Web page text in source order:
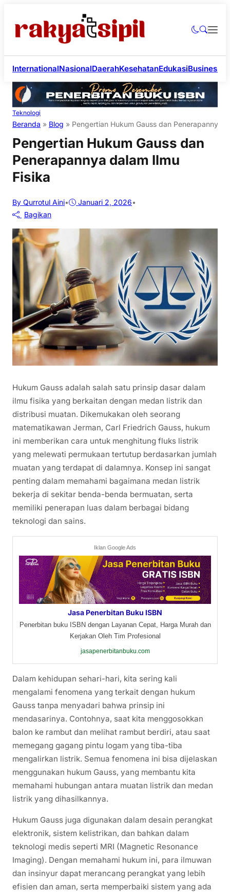
InternationalNasionalDaerahKesehatanEdukasiBusiness
Teknologi
Beranda » Blog » Pengertian Hukum Gauss dan Penerapannya
Pengertian Hukum Gauss dan
Penerapannya dalam Ilmu
Fisika
By Qurrotul Aini• Januari 2, 2026•
Bagikan
Hukum Gauss adalah salah satu prinsip dasar dalam
ilmu fisika yang berkaitan dengan medan listrik dan
distribusi muatan. Dikemukakan oleh seorang
matematikawan Jerman, Carl Friedrich Gauss, hukum
ini memberikan cara untuk menghitung fluks listrik
yang melewati permukaan tertutup berdasarkan jumlah
muatan yang terdapat di dalamnya. Konsep ini sangat
penting dalam memahami bagaimana medan listrik
bekerja di sekitar benda-benda bermuatan, serta
memiliki penerapan luas dalam berbagai bidang
teknologi dan sains.
Iklan Google Ads
Jasa Penerbitan Buku ISBN
Penerbitan buku ISBN dengan Layanan Cepat, Harga Murah dan
Kerjakan Oleh Tim Profesional
jasapenerbitanbuku.com
Dalam kehidupan sehari-hari, kita sering kali
mengalami fenomena yang terkait dengan hukum
Gauss tanpa menyadari bahwa prinsip ini
mendasarinya. Contohnya, saat kita menggosokkan
balon ke rambut dan melihat rambut berdiri, atau saat
memegang gagang pintu logam yang tiba-tiba
mengalirkan listrik. Semua fenomena ini bisa dijelaskan
menggunakan hukum Gauss, yang membantu kita
memahami hubungan antara muatan listrik dan medan
listrik yang dihasilkannya.
Hukum Gauss juga digunakan dalam desain perangkat
elektronik, sistem kelistrikan, dan bahkan dalam
teknologi medis seperti MRI (Magnetic Resonance
Imaging). Dengan memahami hukum ini, para ilmuwan
dan insinyur dapat merancang perangkat yang lebih
efisien dan aman, serta memperbaiki sistem yang ada